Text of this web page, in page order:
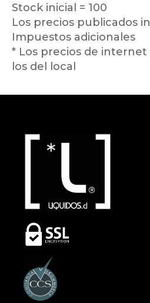
Stock inicial = 100
Los precios publicados
Impuestos adicionales
* Los precios de
los del local